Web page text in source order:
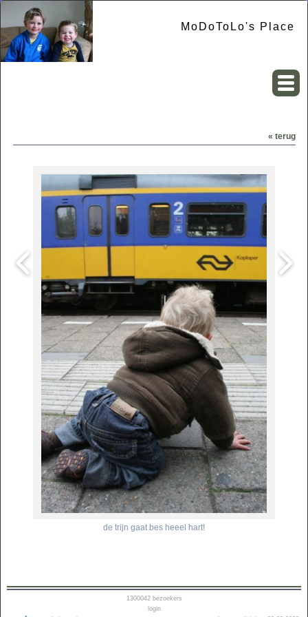
MoDoToLo's Place
« terug
de trijn gaat bes heeel hart!
1300042bezoekers
login